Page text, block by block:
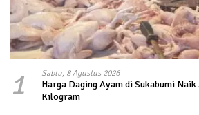
1 Sabtu, 8 Agustus 2026
Harga Daging Ayam di Sukabumi
Kilogram